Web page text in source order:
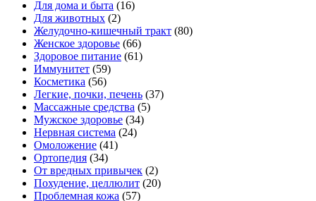
Для дома и быта (16)
Для животных (2)
Желудочно-кишечный тракт (80)
Женское здоровье (66)
Здоровое питание (61)
Иммунитет (59)
Косметика (56)
Легкие, почки, печень (37)
Массажные средства (5)
Мужское здоровье (34)
Нервная система (24)
Омоложение (41)
Ортопедия (34)
От вредных привычек (2)
Похудение, целлюлит (20)
Проблемная кожа (57)